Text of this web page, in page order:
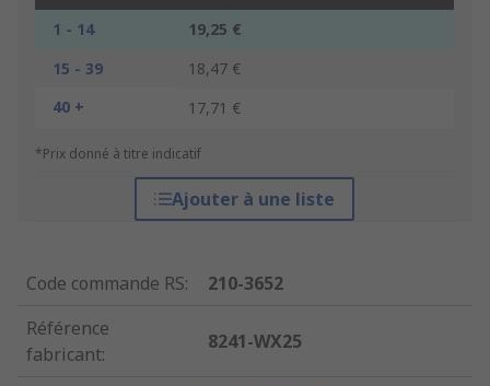
1 - 14
19,25 €
15 - 39
18,47 €
40 +
17,71 €
*Prix donné à titre indicatif
Ajouter à une liste
Code commande RS:
210-3652
Référence
fabricant:
8241-WX25